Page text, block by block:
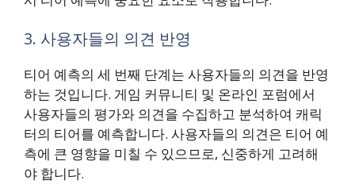
3. 사용자들의 의견 반영
티어 예측의 세 번째 단계는 사용자들의 의견을 반영
하는 것입니다. 게임 커뮤니티 및 온라인 포럼에서
사용자들의 평가와 의견을 수집하고 분석하여 캐릭
터의 티어를 예측합니다. 사용자들의 의견은 티어 예
측에 큰 영향을 미칠 수 있으므로, 신중하게 고려해
야 합니다.